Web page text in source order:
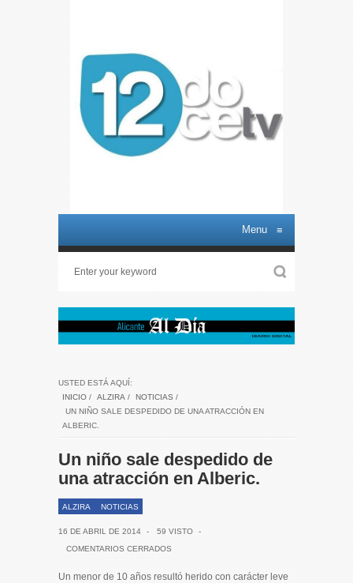
Menu ≡
USTED ESTÁ AQUÍ:
INICIO / ALZIRA / NOTICIAS /
UN NIÑO SALE DESPEDIDO DE UNA ATRACCIÓN EN
ALBERIC.
Un niño sale despedido de
una atracción en Alberic.
ALZIRA NOTICIAS
16 DE ABRIL DE 2014 - 59 VISTO
-
COMENTARIOS CERRADOS
Un menor de 10 años resultó herido con carácter leve